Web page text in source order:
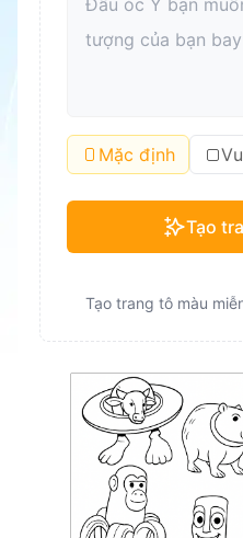
Mặc định
Tạo
Tạo trang tô màu